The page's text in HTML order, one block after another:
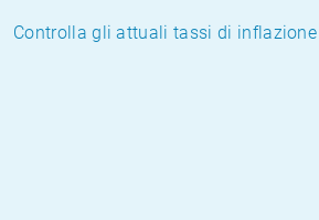
Controlla gli attuali tassi di inflazione